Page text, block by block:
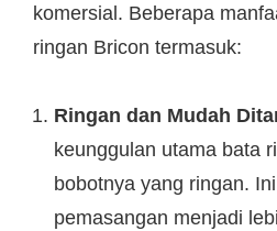
komersial. Beberapa
ringan Bricon termasuk:
Ringan dan Mudah
keunggulan utama bata
bobotnya yang ringan.
pemasangan menjadi